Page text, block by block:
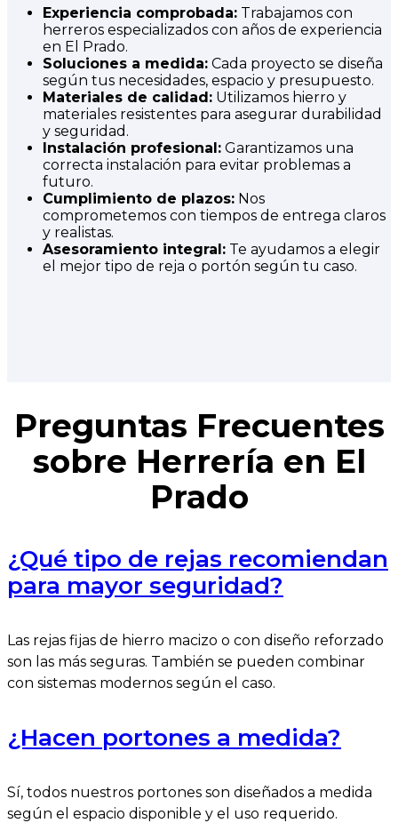
Experiencia comprobada: Trabajamos con
herreros especializados con años de experiencia
en El Prado.
Soluciones a medida: Cada proyecto se diseña
según tus necesidades, espacio y presupuesto.
Materiales de calidad: Utilizamos hierro y
materiales resistentes para asegurar durabilidad
y seguridad.
Instalación profesional: Garantizamos una
correcta instalación para evitar problemas a
futuro.
Cumplimiento de plazos: Nos
comprometemos con tiempos de entrega claros
y realistas.
Asesoramiento integral: Te ayudamos a elegir
el mejor tipo de reja o portón según tu caso.
Preguntas Frecuentes
sobre Herrería en El
Prado
¿Qué tipo de rejas recomiendan
para mayor seguridad?
Las rejas fijas de hierro macizo o con diseño reforzado
son las más seguras. También se pueden combinar
con sistemas modernos según el caso.
¿Hacen portones a medida?
Sí, todos nuestros portones son diseñados a medida
según el espacio disponible y el uso requerido.